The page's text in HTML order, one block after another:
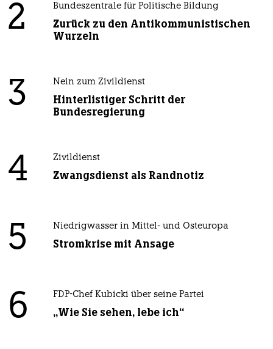
2 Bundeszentrale für Politische Bildung
Zurück zu den Antikommunistischen
Wurzeln
3 Nein zum Zivildienst
Hinterlistiger Schritt der
Bundesregierung
4 Zivildienst
Zwangsdienst als Randnotiz
5 Niedrigwasser in Mittel- und Osteuropa
Stromkrise mit Ansage
6 FDP-Chef Kubicki über seine Partei
„Wie Sie sehen, lebe ich“